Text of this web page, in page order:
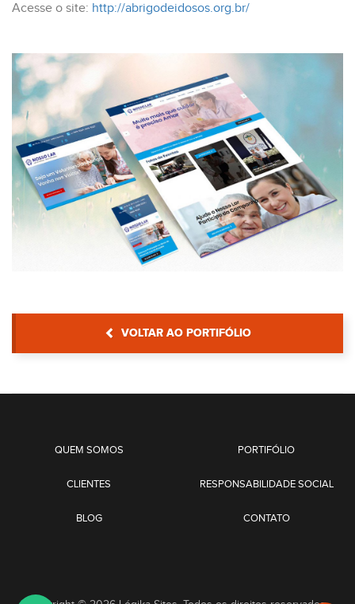
Acesse o site: http://abrigodeidosos.org.br/
VOLTAR AO PORTIFÓLIO
QUEM SOMOS PORTIFÓLIO
CLIENTES RESPONSABILIDADE SOCIAL
BLOG CONTATO